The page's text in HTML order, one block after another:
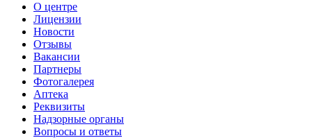
О центре
Лицензии
Новости
Отзывы
Вакансии
Партнеры
Фотогалерея
Аптека
Реквизиты
Надзорные органы
Вопросы и ответы